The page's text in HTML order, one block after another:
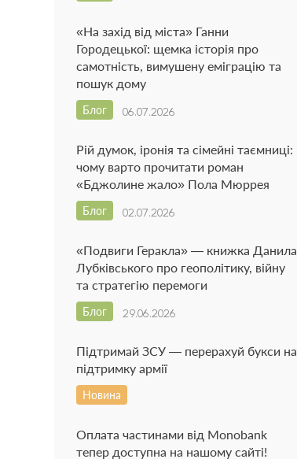
«На захід від міста» Ганни
Городецької: щемка історія про
самотність, вимушену еміграцію та
пошук дому
06.07.2026
Блог
Рій думок, іронія та сімейні таємниці:
чому варто прочитати роман
«Бджолине жало» Пола Мюррея
02.07.2026
Блог
«Подвиги Геракла» — книжка Данила
Лубківського про геополітику, війну
та стратегію перемоги
29.06.2026
Блог
Підтримай ЗСУ — перерахуй букси на
підтримку армії
Новина
Оплата частинами від Monobank
тепер доступна на нашому сайті!